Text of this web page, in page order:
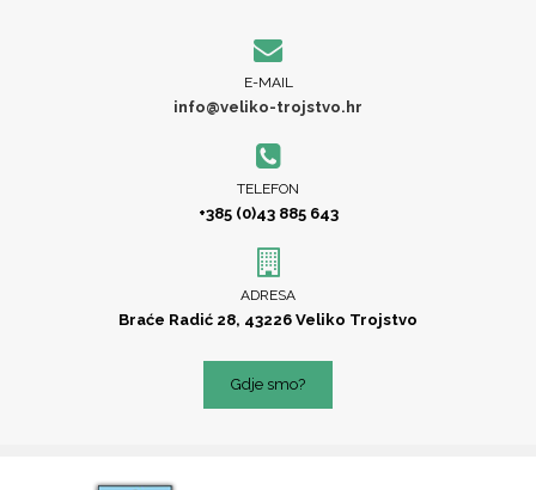
E-MAIL
info@veliko-trojstvo.hr
TELEFON
+385 (0)43 885 643
ADRESA
Braće Radić 28, 43226 Veliko Trojstvo
Gdje smo?